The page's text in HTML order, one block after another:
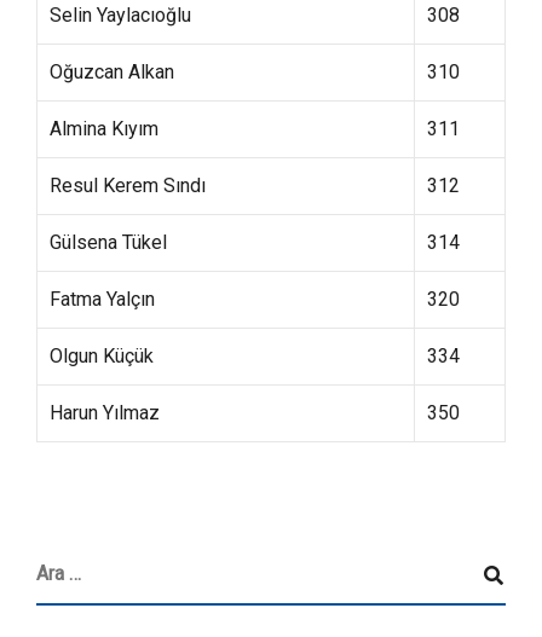
Selin Yaylacıoğlu 308
Oğuzcan Alkan 310
Almina Kıyım 311
Resul Kerem Sındı 312
Gülsena Tükel 314
Fatma Yalçın 320
Olgun Küçük 334
Harun Yılmaz 350